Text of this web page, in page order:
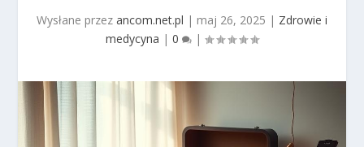
Wysłane przez ancom.net.pl | maj 26, 2025 | Zdrowie i
medycyna | 0 |